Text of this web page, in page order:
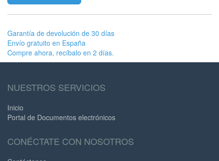
Garantía de devolución de 30 días
Envío gratuito en España
Compre ahora, recíbalo en 2 días.
NUESTROS SERVICIOS
Inicio
Portal de Documentos electrónicos
CONÉCTATE CON NOSOTROS